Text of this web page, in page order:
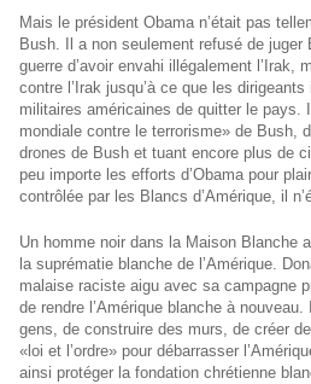
Mais le président Obama n’était pas
Bush. Il a non seulement refusé de juger
guerre d’avoir envahi illégalement l’Irak,
contre l’Irak jusqu’à ce que les
militaires américaines de quitter le pays.
mondiale contre le terrorisme» de Bush,
drones de Bush et tuant encore plus de
peu importe les efforts d’Obama pour
contrôlée par les Blancs d’Amérique, il
Un homme noir dans la Maison Blanche
la suprématie blanche de l’Amérique.
malaise raciste aigu avec sa campagne
de rendre l’Amérique blanche à
gens, de construire des murs, de créer
«loi et l’ordre» pour débarrasser
ainsi protéger la fondation chrétienne